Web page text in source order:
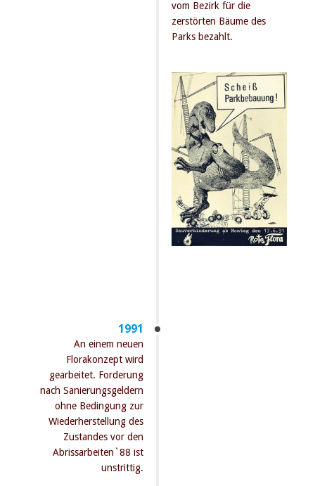
vom Bezirk für die
zerstörten Bäume des
Parks bezahlt.
1991
An einem neuen
Florakonzept wird
gearbeitet. Forderung
nach Sanierungsgeldern
ohne Bedingung zur
Wiederherstellung des
Zustandes vor den
Abrissarbeiten`88 ist
unstrittig.